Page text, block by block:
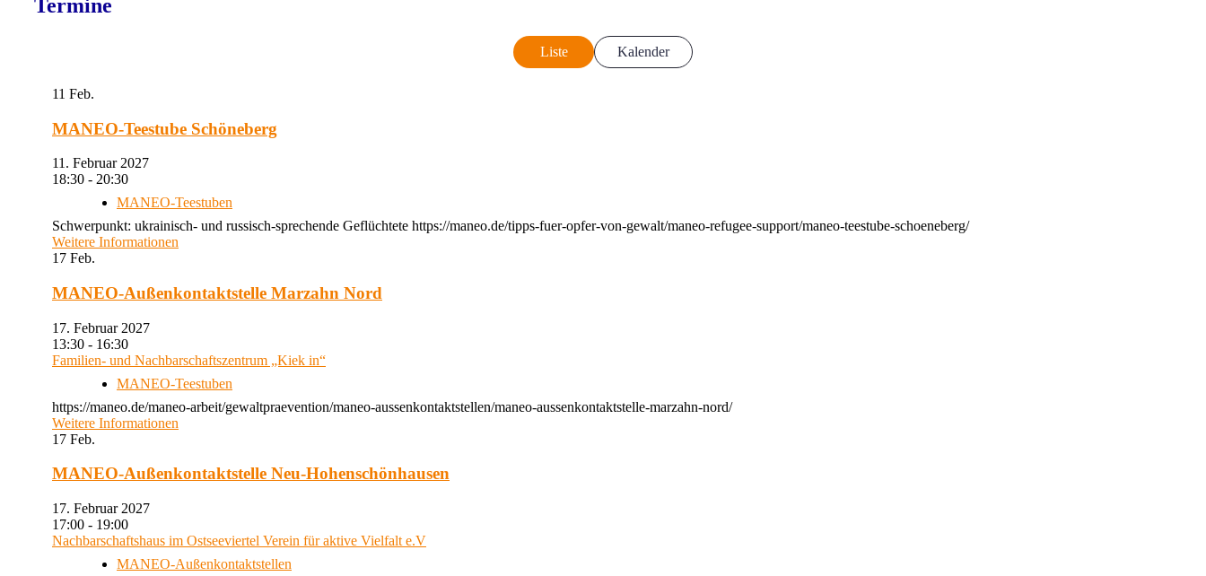
Termine
Liste Kalender
11 Feb.
MANEO-Teestube Schöneberg
11. Februar 2027
18:30 - 20:30
MANEO-Teestuben
Schwerpunkt: ukrainisch- und russisch-sprechende Geflüchtete https://maneo.de/tipps-fuer-opfer-von-gewalt/maneo-refugee-support/maneo-teestube-schoeneberg/
Weitere Informationen
17 Feb.
MANEO-Außenkontaktstelle Marzahn Nord
17. Februar 2027
13:30 - 16:30
Familien- und Nachbarschaftszentrum „Kiek in“
MANEO-Teestuben
https://maneo.de/maneo-arbeit/gewaltpraevention/maneo-aussenkontaktstellen/maneo-aussenkontaktstelle-marzahn-nord/
Weitere Informationen
17 Feb.
MANEO-Außenkontaktstelle Neu-Hohenschönhausen
17. Februar 2027
17:00 - 19:00
Nachbarschaftshaus im Ostseeviertel Verein für aktive Vielfalt e.V
MANEO-Außenkontaktstellen